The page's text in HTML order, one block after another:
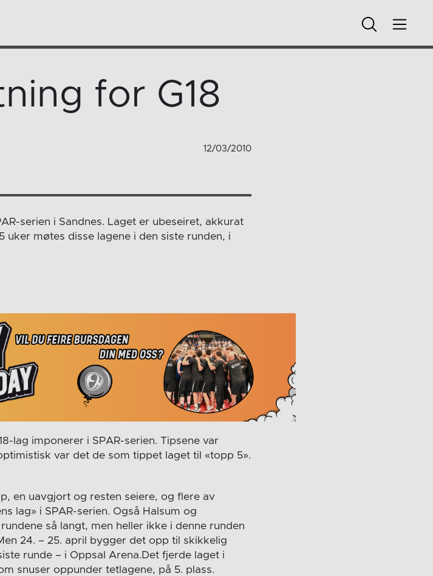
for G18
12/03/2010
serien i Sandnes. Laget er ubeseiret, akkurat
møtes disse lagene i den siste runden, i
lag imponerer i SPAR-serien. Tipsene var
var det de som tippet laget til «topp 5».
en uavgjort og resten seiere, og flere av
lag» i SPAR-serien. Også Halsum og
så langt, men heller ikke i denne runden
24. – 25. april bygger det opp til skikkelig
runde – i Oppsal Arena.Det fjerde laget i
snuser oppunder tetlagene, på 5. plass.